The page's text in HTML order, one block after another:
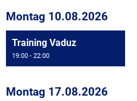
Montag 10.08.2026
Training Vaduz
19:00 - 22:00
Montag 17.08.2026